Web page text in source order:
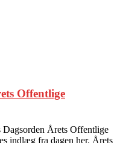
Offentlige
Årets Offentlige
indlæg fra dagen her. Årets